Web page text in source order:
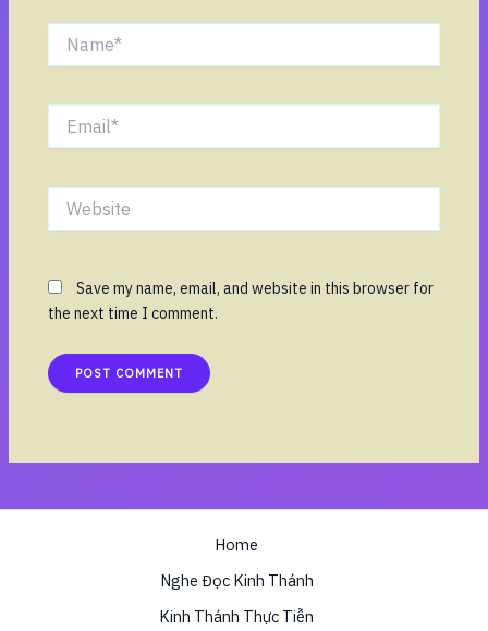
Save my name, email, and website in this browser for
the next time I comment.
Home
Nghe Đọc Kinh Thánh
Kinh Thánh Thực Tiễn